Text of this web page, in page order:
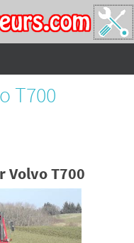
T700
Volvo T700